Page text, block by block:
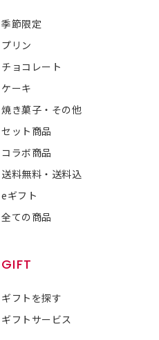
季節限定
プリン
チョコレート
ケーキ
焼き菓子・その他
セット商品
コラボ商品
送料無料・送料込
eギフト
全ての商品
GIFT
ギフトを探す
ギフトサービス